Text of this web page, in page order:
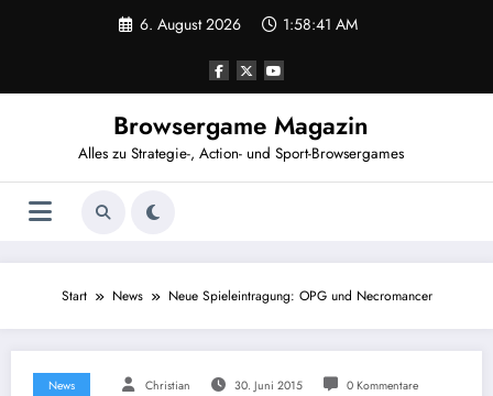
6. August 2026 1:58:41 AM
Browsergame Magazin
Alles zu Strategie-, Action- und Sport-Browsergames
Start News Neue Spieleintragung: OPG und Necromancer
News Christian 30. Juni 2015 0 Kommentare